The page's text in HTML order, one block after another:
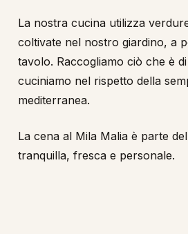
La nostra cucina utilizza
coltivate nel nostro giardino, a
tavolo. Raccogliamo ciò che è
cuciniamo nel rispetto della
mediterranea.
La cena al Mila Malia è parte
tranquilla, fresca e personale.